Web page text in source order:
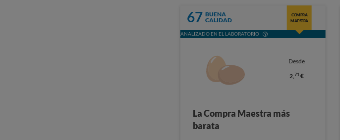
67 BUENA
CALIDAD
COMPRA
MAESTRA
ANALIZADO EN EL LABORATORIO
Desde
2,71 €
La Compra Maestra más
barata